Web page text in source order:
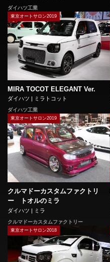
ダイハツ工業
東京オートサロン2019
MIRA TOCOT ELEGANT Ver.
ダイハツ | ミラトコット
ダイハツ工業
東京オートサロン2019
クルマドーカスタムファクトリ
ー トオルのミラ
ダイハツ | ミラ
クルマドーカスタムファクトリー
東京オートサロン2018